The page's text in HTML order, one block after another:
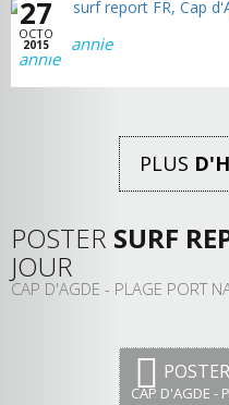
27
OCTO
2015
annie
PLUS
POSTER SURF
JOUR
CAP D'AGDE - PLAGE PORT
POSTER
CAP D'AGDE -